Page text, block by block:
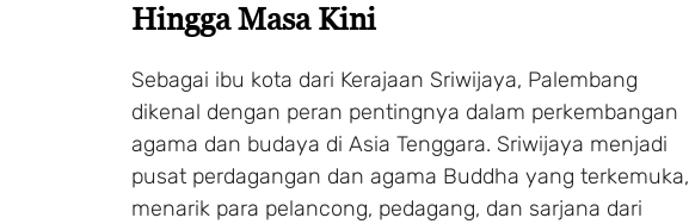
Hingga Masa Kini
Sebagai ibu kota dari Kerajaan Sriwijaya, Palembang
dikenal dengan peran pentingnya dalam perkembangan
agama dan budaya di Asia Tenggara. Sriwijaya menjadi
pusat perdagangan dan agama Buddha yang terkemuka,
menarik para pelancong, pedagang, dan sarjana dari